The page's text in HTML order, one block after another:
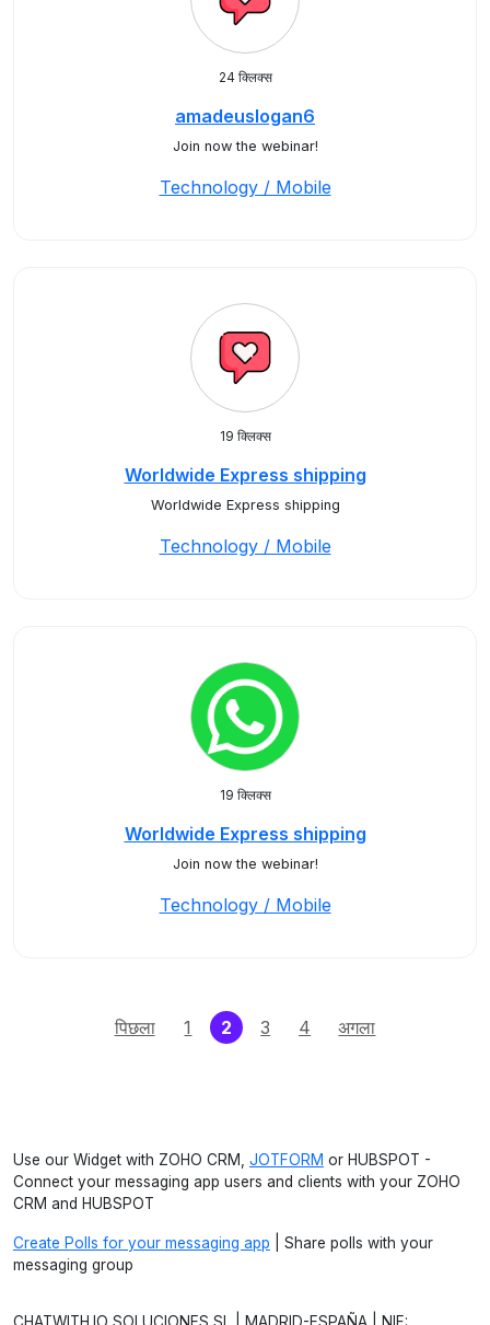
24 क्लिक्स
amadeuslogan6
Join now the webinar!
Technology / Mobile
19 क्लिक्स
Worldwide Express shipping
Worldwide Express shipping
Technology / Mobile
19 क्लिक्स
Worldwide Express shipping
Join now the webinar!
Technology / Mobile
पिछला 1 2 (current)
3 4 अगला
Use our Widget with ZOHO CRM, JOTFORM or HUBSPOT -
Connect your messaging app users and clients with your ZOHO
CRM and HUBSPOT
Create Polls for your messaging app | Share polls with your
messaging group